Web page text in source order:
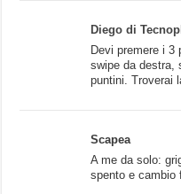
Diego di
Devi premere i 3
swipe da destra,
puntini. Troverai
Scapea
A me da solo:
spento e cambio